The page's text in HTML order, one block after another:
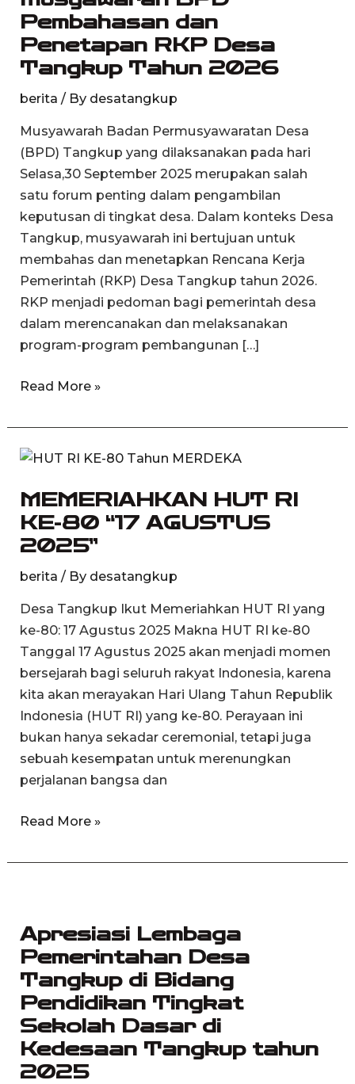
Pembahasan dan
Penetapan RKP Desa
Tangkup Tahun 2026
berita / By desatangkup
Musyawarah Badan Permusyawaratan Desa
(BPD) Tangkup yang dilaksanakan pada hari
Selasa,30 September 2025 merupakan salah
satu forum penting dalam pengambilan
keputusan di tingkat desa. Dalam konteks Desa
Tangkup, musyawarah ini bertujuan untuk
membahas dan menetapkan Rencana Kerja
Pemerintah (RKP) Desa Tangkup tahun 2026.
RKP menjadi pedoman bagi pemerintah desa
dalam merencanakan dan melaksanakan
program-program pembangunan […]
dan
Penetapan
RKP
Tangkup
Tahun
2026
Read More »
MEMERIAHKAN HUT RI
KE-80 “17 AGUSTUS
2025”
berita / By desatangkup
Desa Tangkup Ikut Memeriahkan HUT RI yang
ke-80: 17 Agustus 2025 Makna HUT RI ke-80
Tanggal 17 Agustus 2025 akan menjadi momen
bersejarah bagi seluruh rakyat Indonesia, karena
kita akan merayakan Hari Ulang Tahun Republik
Indonesia (HUT RI) yang ke-80. Perayaan ini
bukan hanya sekadar ceremonial, tetapi juga
sebuah kesempatan untuk merenungkan
perjalanan bangsa dan
MEMERIAHKAN
RI
KE-
80
AGUSTUS
2025”
Read More »
Apresiasi Lembaga
Pemerintahan Desa
Tangkup di Bidang
Pendidikan Tingkat
Sekolah Dasar di
Kedesaan Tangkup tahun
2025
Pemerintahan
Desa
Tangkup
di
Bidang
Pendidikan
Tingkat